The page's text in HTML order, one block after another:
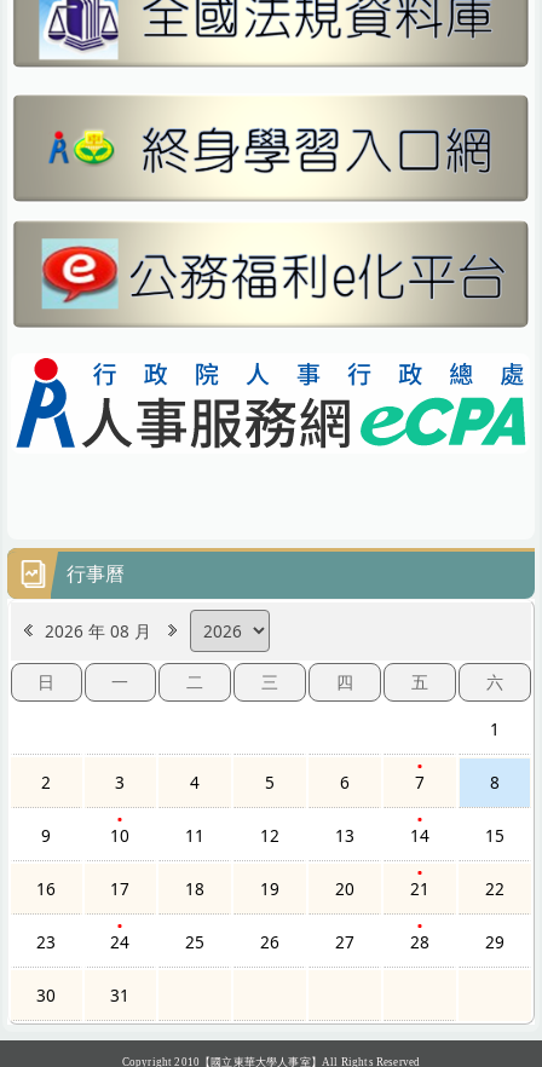
行事曆
2026 年 08 月
日 一 二 三 四 五 六
1
2 3 4 5 6 7 8
9 10 11 12 13 14 15
16 17 18 19 20 21 22
23 24 25 26 27 28 29
30 31
Copyright 2010【國立東華大學人事室】All Rights Reserved